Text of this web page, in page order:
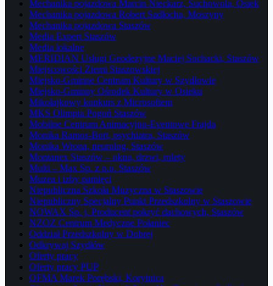
Mechanika pojazdowa Marcin Nieckarz, Suchowola, Osiek
Mechanika pojazdowa Robert Sadłocha, Moszyny
Mechanika pojazdowa Staszów
Media Expert Staszów
Media lokalne
MERIDIAN Usługi Geodezyjne Maciej Sochacki, Staszów
Miejscowości Ziemi Staszowskiej
Miejsko-Gminne Centrum Kultury w Szydłowie
Miejsko-Gminny Ośrodek Kultury w Osieku
Mikołajkowy konkurs z Microsoftem
MKS Olimpia Pogoń Staszów
Mobilne Centrum Animacyjno-Eventowe Frajda
Monika Ramos-Bort, psychiatra, Staszów
Monika Wrona, neurolog, Staszów
Montanex Staszów – okna, drzwi, rolety
Multi – Max Sp. z o.o. Staszów
Muzea i izby pamięci
Niepubliczna Szkoła Muzyczna w Staszowie
Niepubliczny Specjalny Punkt Przedszkolny w Staszowie
NOWAX Sp. j. Producent pokryć dachowych, Staszów
NZOZ Centrum Medyczne Połaniec
Oddział Przedszkolny w Dobrej
Odkrywaj Szydłów
Oferty pracy
Oferty pracy PUP
OFMA Marek Porębski, Korytnica